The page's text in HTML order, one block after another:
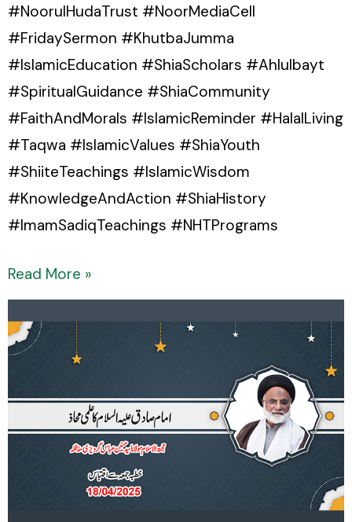
#NoorulHudaTrust #NoorMediaCell
#FridaySermon #KhutbaJumma
#IslamicEducation #ShiaScholars #Ahlulbayt
#SpiritualGuidance #ShiaCommunity
#FaithAndMorals #IslamicReminder #HalalLiving
#Taqwa #IslamicValues #ShiaYouth
#ShiiteTeachings #IslamicWisdom
#KnowledgeAndAction #ShiaHistory
#ImamSadiqTeachings #NHTPrograms
Read More »
Sadiq
ka